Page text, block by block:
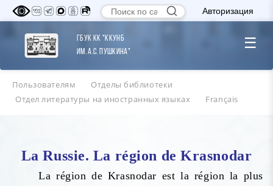
Авторизация
ГБУК КК "ККУНБ
им. А.С. Пушкина"
☰
Пользователям
Отделы библиотеки
Отдел литературы на иностранных языках
Français
La Russie. La région de Krasnodar
La région de Krasnodar est la région la plus